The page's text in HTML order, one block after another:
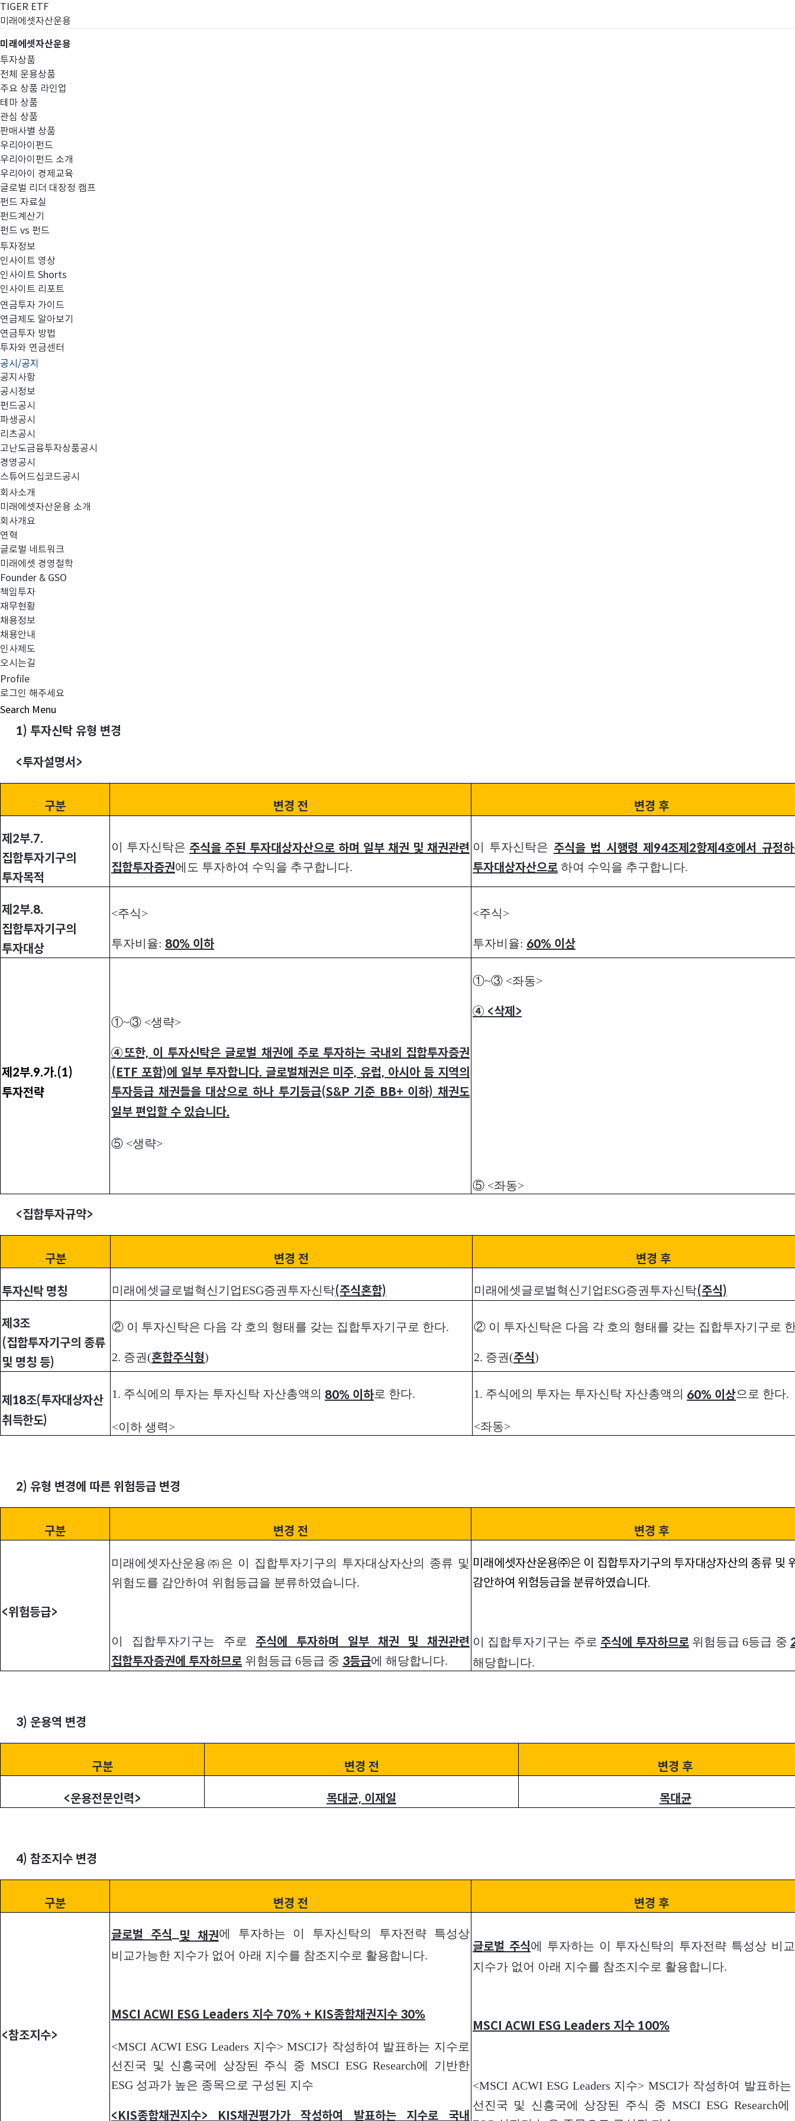
TIGER ETF
미래에셋자산운용
미래에셋자산운용
투자상품
전체 운용상품
주요 상품 라인업
테마 상품
관심 상품
판매사별 상품
우리아이펀드
우리아이펀드 소개
우리아이 경제교육
글로벌 리더 대장정 캠프
펀드 자료실
펀드계산기
펀드 vs 펀드
투자정보
인사이트 영상
인사이트 Shorts
인사이트 리포트
연금투자 가이드
연금제도 알아보기
연금투자 방법
투자와 연금센터
공시/공지
공지사항
공시정보
펀드공시
파생공시
리츠공시
고난도금융투자상품공시
경영공시
스튜어드십코드공시
회사소개
미래에셋자산운용 소개
회사개요
연혁
글로벌 네트워크
미래에셋 경영철학
Founder & GSO
책임투자
재무현황
채용정보
채용안내
인사제도
오시는길
Profile
로그인 해주세요
Search Menu
펀드공시
집합투자규약 및 투자설명서 변경의 건
대상 펀드: 미래에셋글로벌혁신기업ESG증권투자신탁(주식혼합)
변경 사항:
1)투자신탁 유형 변경
2)유형 변경에 따른 위험등급 변경
3)
4)참조지수 변경
5)기금의 조성 및 사용 삭제
6)자본시장법 시행령 개정사항 반영
효력발생 예정일:
변경 내용:
1) 투자신탁 유형 변경
<투자설명서>
구분 변경 전 변경 후
제2부.7.
집합투자기구의
투자목적
이 투자신탁은 주식을 주된 투자대상자산으로 하며 일부 채권 및 채권관련
집합투자증권에도 투자하여 수익을 추구합니다.
이 투자신탁은 주식을 법 시행령 제94조제2항제4호에서 규정
투자대상자산으로 하여 수익을 추구합니다.
제2부.8.
집합투자기구의
투자대상
<주식>
투자비율: 80% 이하
<주식>
투자비율: 60% 이상
제2부.9.가.(1)
투자전략
①~③ <생략>
④또한, 이 투자신탁은 글로벌 채권에 주로 투자하는 국내외 집합투자증권
(ETF 포함)에 일부 투자합니다. 글로벌채권은 미주, 유럽, 아시아 등 지역의
투자등급 채권들을 대상으로 하나 투기등급(S&P 기준 BB+ 이하) 채권도
일부 편입할 수 있습니다.
⑤ <생략>
①~③ <좌동>
④ <삭제>
⑤ <좌동>
<집합투자규약>
구분 변경 전 변경 후
투자신탁 명칭 미래에셋글로벌혁신기업ESG증권투자신탁(주식혼합) 미래에셋글로벌혁신기업ESG증권투자신탁(주식)
제3조
(집합투자기구의 종류
및 명칭 등)
② 이 투자신탁은 다음 각 호의 형태를 갖는 집합투자기구로 한다.
2. 증권(혼합주식형)
② 이 투자신탁은 다음 각 호의 형태를 갖는 집합투자기구로
2. 증권(주식)
제18조(투자대상자산
취득한도)
1. 주식에의 투자는 투자신탁 자산총액의 80% 이하로 한다.
<이하 생력>
1. 주식에의 투자는 투자신탁 자산총액의 60% 이상으로 한다.
<좌동>
2) 유형 변경에 따른 위험등급 변경
구분 변경 전 변경 후
<위험등급>
미래에셋자산운용㈜은 이 집합투자기구의 투자대상자산의 종류 및
위험도를 감안하여 위험등급을 분류하였습니다.
이 집합투자기구는 주로 주식에 투자하며 일부 채권 및 채권관련
집합투자증권에 투자하므로 위험등급 6등급 중 3등급에 해당합니다.
미래에셋자산운용㈜은 이 집합투자기구의 투자대상자산의 종류 및
감안하여 위험등급을 분류하였습니다.
이 집합투자기구는 주로 주식에 투자하므로 위험등급 6등급 중
해당합니다.
3) 운용역 변경
구분 변경 전 변경 후
<운용전문인력> 목대균, 이재일 목대균
4) 참조지수 변경
구분 변경 전 변경 후
<참조지수>
글로벌 주식 및 채권에 투자하는 이 투자신탁의 투자전략 특성상
비교가능한 지수가 없어 아래 지수를 참조지수로 활용합니다.
MSCI ACWI ESG Leaders 지수 70% + KIS종합채권지수 30%
<MSCI ACWI ESG Leaders 지수> MSCI가 작성하여 발표하는 지수로
선진국 및 신흥국에 상장된 주식 중 MSCI ESG Research에 기반한
ESG 성과가 높은 종목으로 구성된 지수
<KIS종합채권지수> KIS채권평가가 작성하여 발표하는 지수로 국내
글로벌 주식에 투자하는 이 투자신탁의 투자전략 특성상 비
지수가 없어 아래 지수를 참조지수로 활용합니다.
MSCI ACWI ESG Leaders 지수 100%
<MSCI ACWI ESG Leaders 지수> MSCI가 작성하여 발표하
선진국 및 신흥국에 상장된 주식 중 MSCI ESG Research에